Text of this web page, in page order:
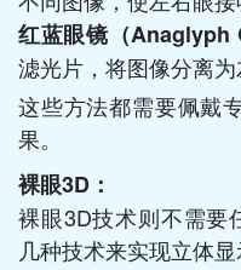
红蓝眼镜（Anaglyph
滤光片，将图像分离为
这些方法都需要佩戴
果。
裸眼3D：
裸眼3D技术则不需要
几种技术来实现立体显